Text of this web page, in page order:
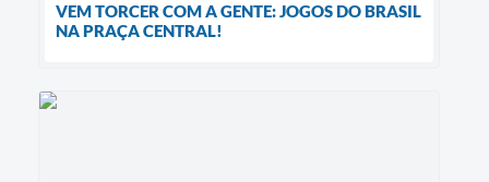
VEM TORCER COM A GENTE: JOGOS DO BRASIL
NA PRAÇA CENTRAL!